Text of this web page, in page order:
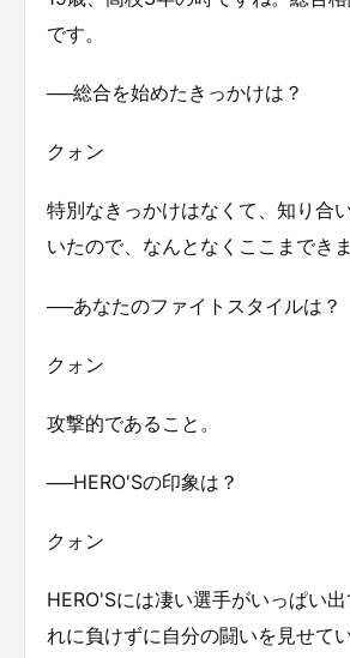
です。
──総合を始めたきっかけは？
クォン
特別なきっかけはなくて、知り合
いたので、なんとなくここまできま
──あなたのファイトスタイルは？
クォン
攻撃的であること。
──HERO'Sの印象は？
クォン
HERO'Sには凄い選手がいっぱい
れに負けずに自分の闘いを見せて